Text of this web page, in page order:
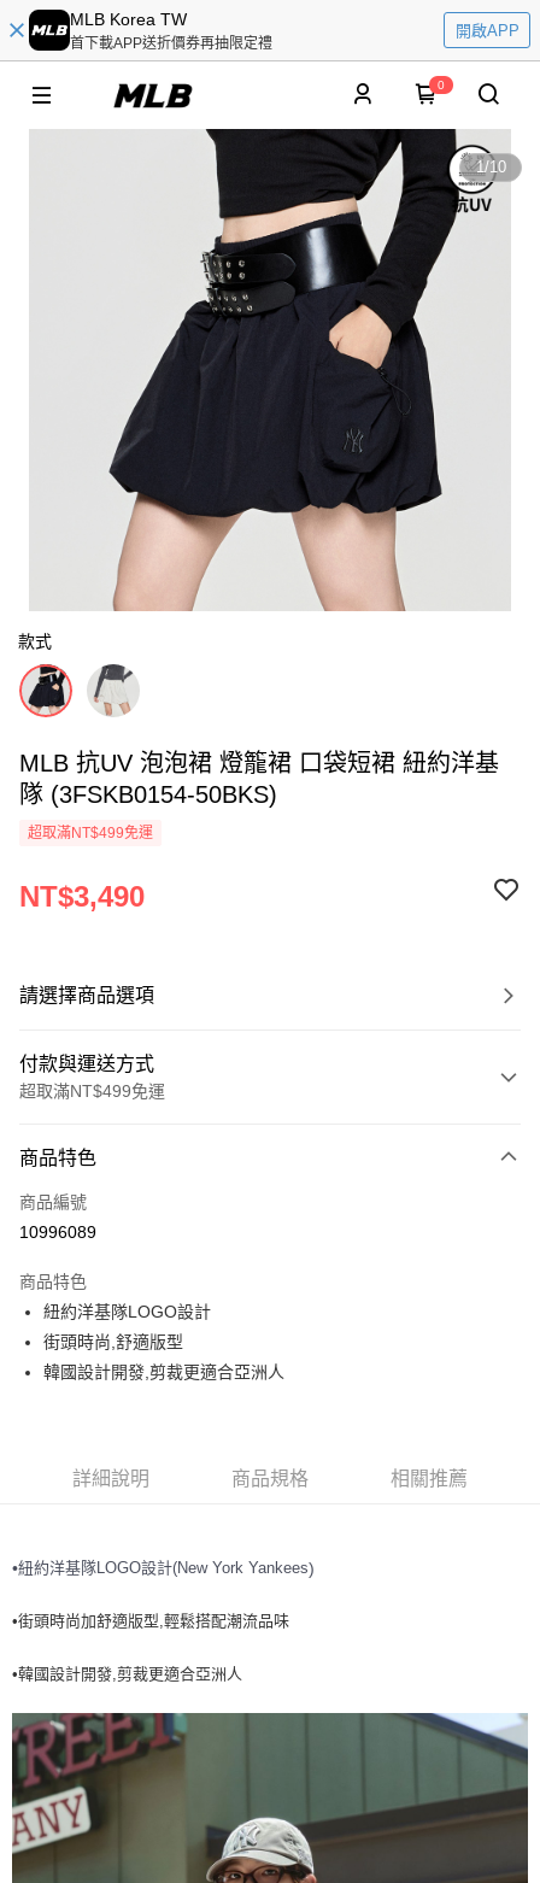
MLB Korea TW
首下載APP送折價券再抽限定禮
開啟APP
0
1/10
款式
MLB 抗UV 泡泡裙 燈籠裙 口袋短裙 紐約洋基
隊 (3FSKB0154-50BKS)
超取滿NT$499免運
NT$3,490
請選擇商品選項
付款與運送方式
超取滿NT$499免運
信用卡一次付款
超商取貨付款
Apple Pay
街口支付
全家取貨付款<未取貨列黑名單/不支援離島取退>
全家取貨<不支援離島取退>
每筆NT$60，滿NT$499(含以上)免運費
7-11取貨<不支援離島取退>
每筆NT$60，滿NT$499(含以上)免運費
宅配滿699免運
每筆NT$80，滿NT$699(含以上)免運費
商品特色
商品編號
10996089
商品特色
紐約洋基隊LOGO設計
街頭時尚,舒適版型
韓國設計開發,剪裁更適合亞洲人
詳細說明 商品規格 相關推薦
•紐約洋基隊LOGO設計(New York Yankees)
•街頭時尚加舒適版型,輕鬆搭配潮流品味
•韓國設計開發,剪裁更適合亞洲人